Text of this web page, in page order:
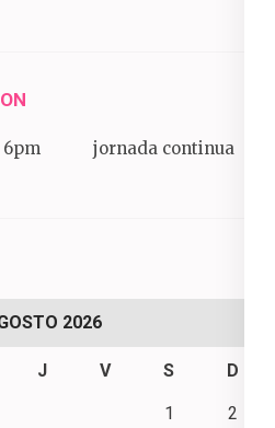
a 6pm jornada continua
2026
J V S D
1 2